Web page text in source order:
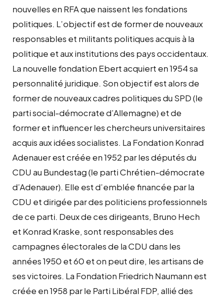
nouvelles en RFA que naissent les fondations
politiques. L’objectif est de former de nouveaux
responsables et militants politiques acquis à la
politique et aux institutions des pays occidentaux.
La nouvelle fondation Ebert acquiert en 1954 sa
personnalité juridique. Son objectif est alors de
former de nouveaux cadres politiques du SPD (le
parti social-démocrate d’Allemagne) et de
former et influencer les chercheurs universitaires
acquis aux idées socialistes. La Fondation Konrad
Adenauer est créée en 1952 par les députés du
CDU au Bundestag (le parti Chrétien-démocrate
d’Adenauer). Elle est d’emblée financée par la
CDU et dirigée par des politiciens professionnels
de ce parti. Deux de ces dirigeants, Bruno Hech
et Konrad Kraske, sont responsables des
campagnes électorales de la CDU dans les
années 1950 et 60 et on peut dire, les artisans de
ses victoires. La Fondation Friedrich Naumann est
créée en 1958 par le Parti Libéral FDP, allié des